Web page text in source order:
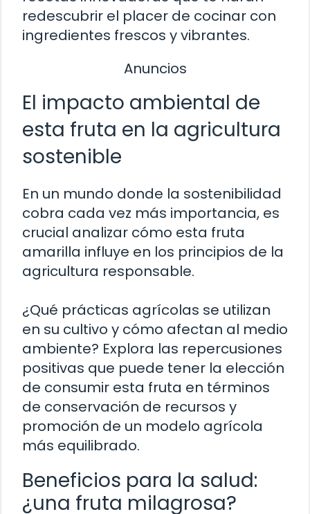
redescubrir el placer de cocinar con
ingredientes frescos y vibrantes.
Anuncios
El impacto ambiental de
esta fruta en la agricultura
sostenible
En un mundo donde la sostenibilidad
cobra cada vez más importancia, es
crucial analizar cómo esta fruta
amarilla influye en los principios de la
agricultura responsable.
¿Qué prácticas agrícolas se utilizan
en su cultivo y cómo afectan al medio
ambiente? Explora las repercusiones
positivas que puede tener la elección
de consumir esta fruta en términos
de conservación de recursos y
promoción de un modelo agrícola
más equilibrado.
Beneficios para la salud:
¿una fruta milagrosa?